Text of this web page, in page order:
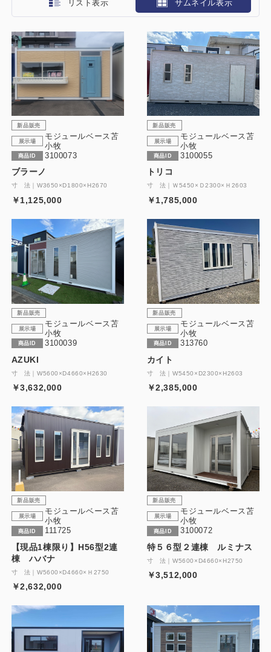
リスト表示 サムネイル表示
新品販売
展示場
モジュールベース苫
小牧
商品ID 3100073
ブラーノ
寸 法｜W3650×D1800×H2670
￥1,125,000
新品販売
展示場
モジュールベース苫
小牧
商品ID 3100055
トリコ
寸 法｜Ｗ5450×Ｄ2300×Ｈ2603
￥1,785,000
新品販売
展示場
モジュールベース苫
小牧
商品ID 3100039
AZUKI
寸 法｜W5600×D4660×H2630
￥3,632,000
新品販売
展示場
モジュールベース苫
小牧
商品ID 313760
カイト
寸 法｜W5450×D2300×H2603
￥2,385,000
新品販売
展示場
モジュールベース苫
小牧
商品ID 111725
【現品1棟限り】H56型2連
棟 ハバナ
寸 法｜W5600×D4660×Ｈ2750
￥2,632,000
新品販売
展示場
モジュールベース苫
小牧
商品ID 3100072
特５６型２連棟 ルミナス
寸 法｜W5600×D4660×H2750
￥3,512,000